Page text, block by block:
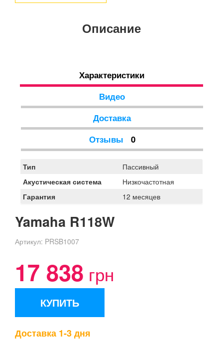
Описание
Характеристики
Видео
Доставка
Отзывы
0
Тип
Пассивный
Акустическая система
Низкочастотная
Гарантия
12 месяцев
Yamaha R118W
Артикул: PRSB1007
17 838 грн
КУПИТЬ
Доставка 1-3 дня